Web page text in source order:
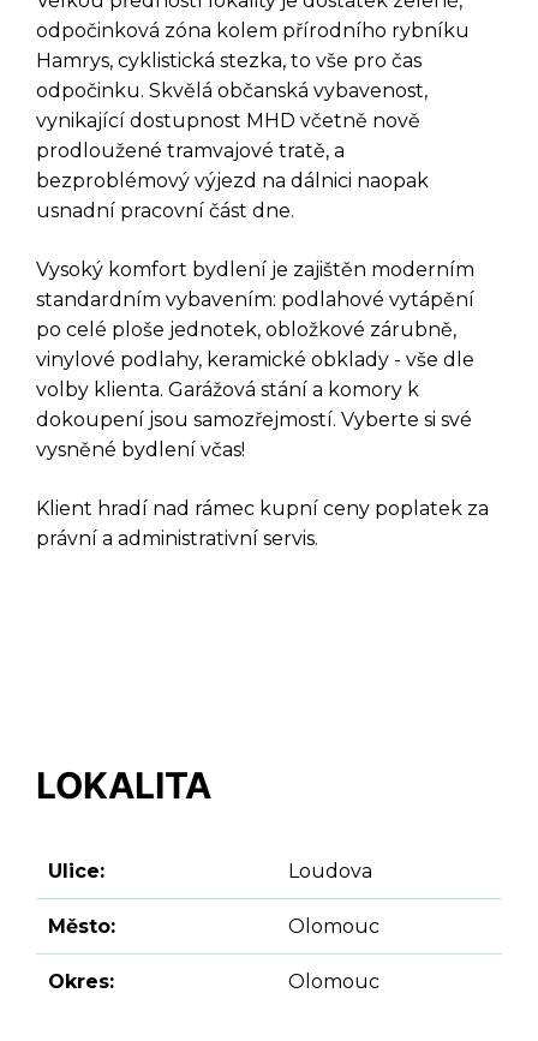
odpočinková zóna kolem přírodního rybníku
Hamrys, cyklistická stezka, to vše pro čas
odpočinku. Skvělá občanská vybavenost,
vynikající dostupnost MHD včetně nově
prodloužené tramvajové tratě, a
bezproblémový výjezd na dálnici naopak
usnadní pracovní část dne.
Vysoký komfort bydlení je zajištěn moderním
standardním vybavením: podlahové vytápění
po celé ploše jednotek, obložkové zárubně,
vinylové podlahy, keramické obklady - vše dle
volby klienta. Garážová stání a komory k
dokoupení jsou samozřejmostí. Vyberte si své
vysněné bydlení včas!
Klient hradí nad rámec kupní ceny poplatek za
právní a administrativní servis.
LOKALITA
Ulice: Loudova
Město: Olomouc
Okres: Olomouc
DOTAZ K TÉTO
NEMOVITOSTI